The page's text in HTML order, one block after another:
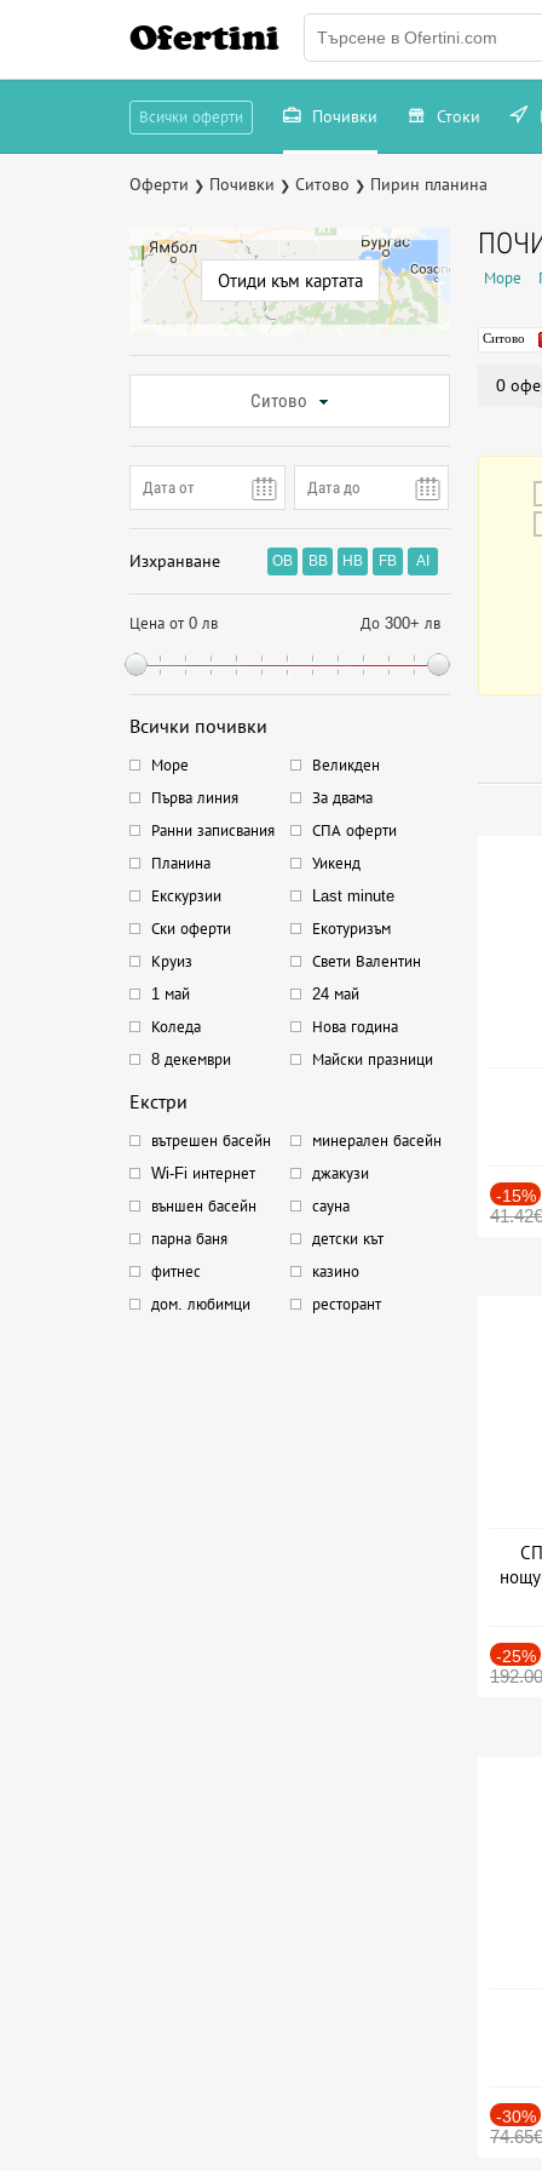
Ofertini
Всички оферти Почивки Стоки
Оферти ❯ Почивки ❯ Ситово ❯ Пирин планина
Отиди към картата
Ситово
Изхранване OB BB HB FB AI
Цена от 0 лв До 300+ лв
Всички почивки
Море
Великден
Първа линия
За двама
Ранни записвания
СПА оферти
Планина
Уикенд
Екскурзии
Last minute
Ски оферти
Екотуризъм
Круиз
Свети Валентин
1 май
24 май
Коледа
Нова година
8 декември
Майски празници
Екстри
вътрешен басейн
минерален басейн
Wi-Fi интернет
джакузи
външен басейн
сауна
парна баня
детски кът
фитнес
казино
дом. любимци
ресторант
Море
Ситово
0
-15%
41.42€
-25%
-30%
74.65€